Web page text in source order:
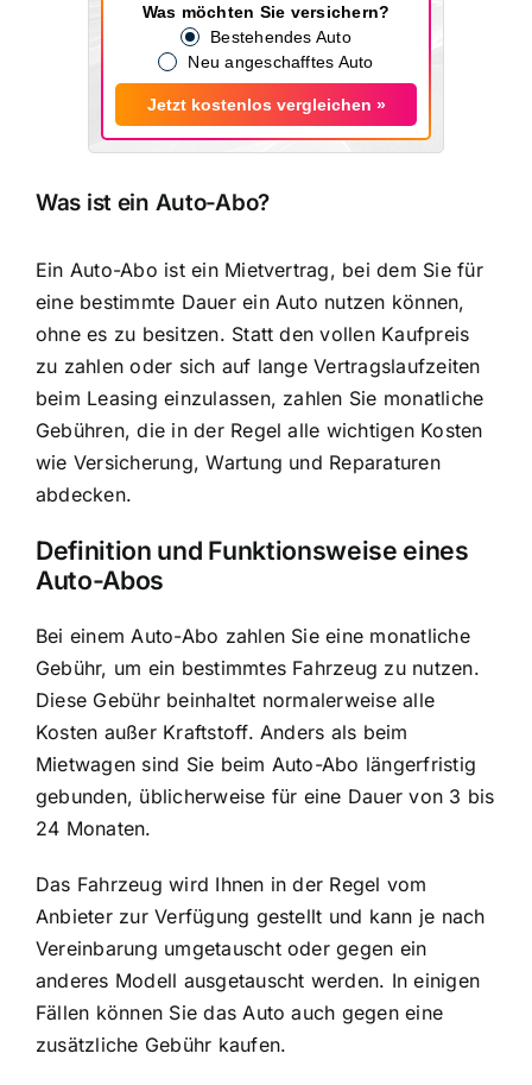
Was möchten Sie versichern?
Bestehendes Auto
Neu angeschafftes Auto
Jetzt kostenlos vergleichen »
Was ist ein Auto-Abo?
Ein Auto-Abo ist ein Mietvertrag, bei dem Sie für
eine bestimmte Dauer ein Auto nutzen können,
ohne es zu besitzen. Statt den vollen Kaufpreis
zu zahlen oder sich auf lange Vertragslaufzeiten
beim Leasing einzulassen, zahlen Sie monatliche
Gebühren, die in der Regel alle wichtigen Kosten
wie Versicherung, Wartung und Reparaturen
abdecken.
Definition und Funktionsweise eines
Auto-Abos
Bei einem Auto-Abo zahlen Sie eine monatliche
Gebühr, um ein bestimmtes Fahrzeug zu nutzen.
Diese Gebühr beinhaltet normalerweise alle
Kosten außer Kraftstoff. Anders als beim
Mietwagen sind Sie beim Auto-Abo längerfristig
gebunden, üblicherweise für eine Dauer von 3 bis
24 Monaten.
Das Fahrzeug wird Ihnen in der Regel vom
Anbieter zur Verfügung gestellt und kann je nach
Vereinbarung umgetauscht oder gegen ein
anderes Modell ausgetauscht werden. In einigen
Fällen können Sie das Auto auch gegen eine
zusätzliche Gebühr kaufen.